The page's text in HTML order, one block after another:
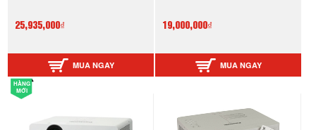
25,935,000₫
MUA NGAY
19,000,000₫
MUA NGAY
HÀNG
MỚI